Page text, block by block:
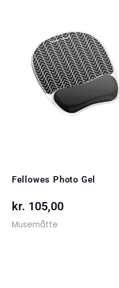
Fellowes Photo Gel
kr. 105,00
Musemåtte